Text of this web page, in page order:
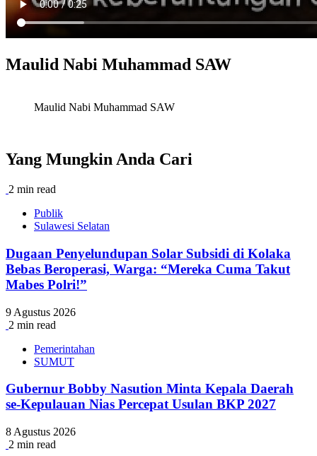
Maulid Nabi Muhammad SAW
Maulid Nabi Muhammad SAW
Yang Mungkin Anda Cari
2 min read
Publik
Sulawesi Selatan
Dugaan Penyelundupan Solar Subsidi di Kolaka
Bebas Beroperasi, Warga: “Mereka Cuma Takut
Mabes Polri!”
9 Agustus 2026
2 min read
Pemerintahan
SUMUT
Gubernur Bobby Nasution Minta Kepala Daerah
se-Kepulauan Nias Percepat Usulan BKP 2027
8 Agustus 2026
2 min read